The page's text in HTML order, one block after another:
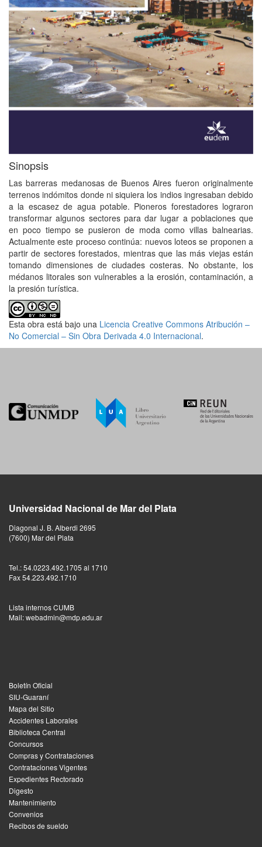
Sinopsis
Las barreras medanosas de Buenos Aires fueron originalmente
terrenos indómitos donde ni siquiera los indios ingresaban debido
a la escasez de agua potable. Pioneros forestadores lograron
transformar algunos sectores para dar lugar a poblaciones que
en poco tiempo se pusieron de moda como villas balnearias.
Actualmente este proceso continúa: nuevos loteos se proponen a
partir de sectores forestados, mientras que las más viejas están
tomando dimensiones de ciudades costeras. No obstante, los
médanos litorales son vulnerables a la erosión, contaminación, a
la presión turística.
Esta obra está bajo una Licencia Creative Commons Atribución –
No Comercial – Sin Obra Derivada 4.0 Internacional.
Universidad Nacional de Mar del Plata
Diagonal J. B. Alberdi 2695
(7600) Mar del Plata
Tel.: 54.0223.492.1705 al 1710
Fax 54.223.492.1710
Lista internos CUMB
Mail: webadmin@mdp.edu.ar
Boletín Oficial
SIU-Guaraní
Mapa del Sitio
Accidentes Laborales
Biblioteca Central
Concursos
Compras y Contrataciones
Contrataciones Vigentes
Expedientes Rectorado
Digesto
Mantenimiento
Convenios
Recibos de sueldo